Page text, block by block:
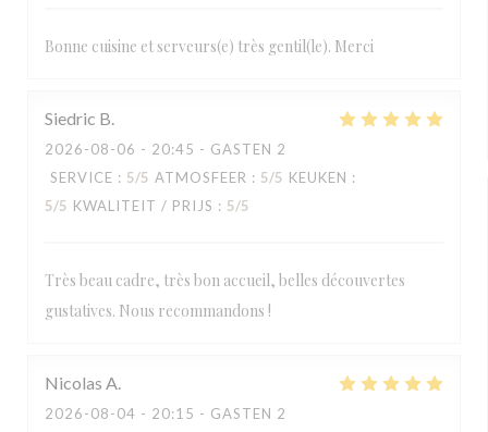
Bonne cuisine et serveurs(e) très gentil(le). Merci
Siedric B
2026-08-06 - 20:45 - GASTEN 2
SERVICE : 5/5 ATMOSFEER : 5/5 KEUKEN :
5/5 KWALITEIT / PRIJS : 5/5
Très beau cadre, très bon accueil, belles découvertes
gustatives. Nous recommandons !
Nicolas A
2026-08-04 - 20:15 - GASTEN 2